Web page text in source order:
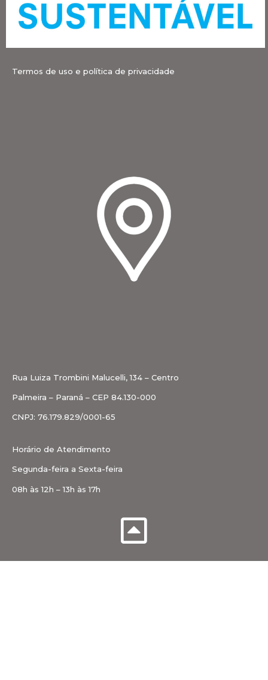
Termos de uso e política de privacidade
Rua Luiza Trombini Malucelli, 134 – Centro
Palmeira – Paraná – CEP 84.130-000
CNPJ: 76.179.829/0001-65
Horário de Atendimento
Segunda-feira a Sexta-feira
08h às 12h – 13h às 17h